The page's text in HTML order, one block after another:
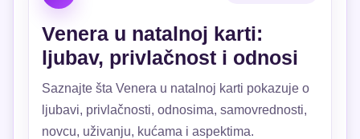
Venera u natalnoj karti:
ljubav, privlačnost i odnosi
Saznajte šta Venera u natalnoj karti pokazuje o
ljubavi, privlačnosti, odnosima, samovrednosti,
novcu, uživanju, kućama i aspektima.